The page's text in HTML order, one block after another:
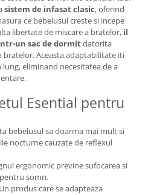
sistem de infasat clasic, oferind
ce bebelusul creste si incepe
libertate de miscare a bratelor, il
un sac de dormitdatorita
bratelor. Aceasta adaptabilitate iti
eliminand necesitatea de a
Esential pentru
bebelusul sa doarma mai mult si
nocturne cauzate de reflexul
ergonomic previne sufocarea si
somn.
Un produs care se adapteaza